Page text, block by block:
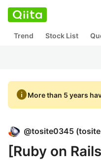
Trend Stock List
infoMore than 5 years
@tosite0345 (
[Ruby on